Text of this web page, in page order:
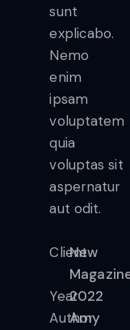
sunt
explicabo.
Nemo
enim
ipsam
voluptatem
quia
voluptas sit
aspernatur
aut odit.
Client
New
Year2022
Author
Amy